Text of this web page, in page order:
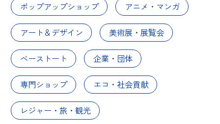
ポップアップショップ アニメ・マンガ
アート＆デザイン 美術展・展覧会
ベーストート 企業・団体
専門ショップ エコ・社会貢献
レジャー・旅・観光